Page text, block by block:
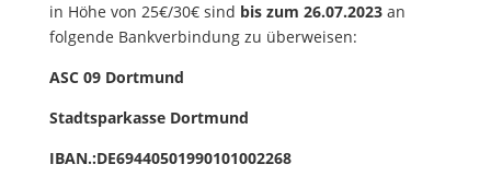
in Höhe von 25€/30€ sind bis zum 26.07.2023an
folgende Bankverbindung zu überweisen:
ASC 09 Dortmund
Stadtsparkasse Dortmund
IBAN.:DE69440501990101002268